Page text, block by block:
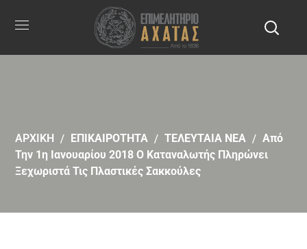
ΑΡΧΙΚΗ ΕΠΙΚΑΙΡΟΤΗΤΑ ΤΕΛΕΥΤΑΙΑ ΝΕΑ
Από
Την 1η Ιανουαρίου 2018 Ο Καταναλωτής Πληρώνει
Ξεχωριστά Τις Πλαστικές Σακκούλες